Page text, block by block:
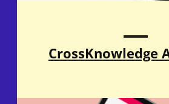
CrossKnowledge